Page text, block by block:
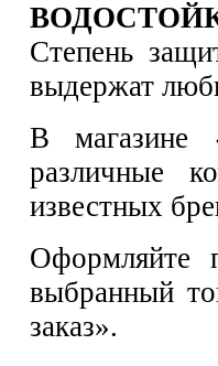
Степень
выдержат
В магазине
различные
известных
Оформляйте
выбранный
заказ».